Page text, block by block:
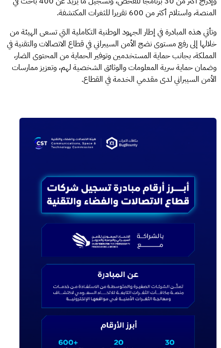
المنصة، واستلام أكثر من 600 تقريرا للثغرات المكتشفة.
وتأتي هذه المبادرة في إطار الجهود الوطنية التكاملية التي تسعى الهيئة من
خلالها إلى رفع مستوى نضج الأمن السيبراني في قطاع الاتصالات والتقنية في
المملكة، بجانب حماية المستخدمين وتوفير الحماية من المحتوى الضار،
وضمان حماية سرية المعلومات والوثائق الشخصية لهم، وتعزيز ممارسات
الأمن السيبراني لدى مقدمي الخدمة في القطاع.